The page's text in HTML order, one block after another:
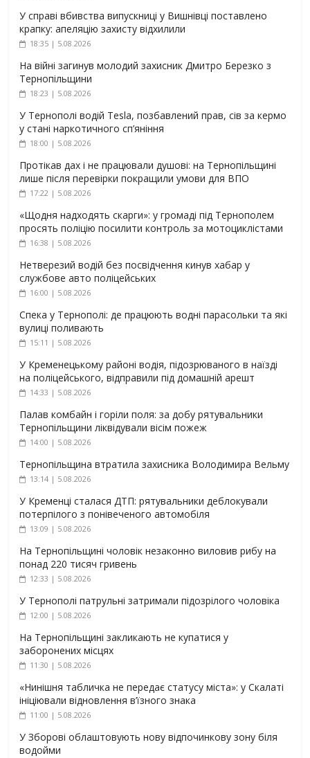
У справі вбивства випускниці у Вишнівці поставлено
крапку: апеляцію захисту відхилили
18:35 | 5.08.2026
На війні загинув молодий захисник Дмитро Березко з
Тернопільщини
18:23 | 5.08.2026
У Тернополі водій Tesla, позбавлений прав, сів за кермо
у стані наркотичного сп’яніння
18:00 | 5.08.2026
Протікав дах і не працювали душові: на Тернопільщині
лише після перевірки покращили умови для ВПО
17:22 | 5.08.2026
«Щодня надходять скарги»: у громаді під Тернополем
просять поліцію посилити контроль за мотоциклістами
16:38 | 5.08.2026
Нетверезий водій без посвідчення кинув хабар у
службове авто поліцейських
16:00 | 5.08.2026
Спека у Тернополі: де працюють водні парасольки та які
вулиці поливають
15:11 | 5.08.2026
У Кременецькому районі водія, підозрюваного в наїзді
на поліцейського, відправили під домашній арешт
14:33 | 5.08.2026
Палав комбайн і горіли поля: за добу рятувальники
Тернопільщини ліквідували вісім пожеж
14:00 | 5.08.2026
Тернопільщина втратила захисника Володимира Вельму
13:14 | 5.08.2026
У Кременці сталася ДТП: рятувальники деблокували
потерпілого з понівеченого автомобіля
13:09 | 5.08.2026
На Тернопільщині чоловік незаконно виловив рибу на
понад 220 тисяч гривень
12:33 | 5.08.2026
У Тернополі патрульні затримали підозрілого чоловіка
12:00 | 5.08.2026
На Тернопільщині закликають не купатися у
заборонених місцях
11:30 | 5.08.2026
«Нинішня табличка не передає статусу міста»: у Скалаті
ініціювали відновлення в’їзного знака
11:00 | 5.08.2026
У Зборові облаштовують нову відпочинкову зону біля
водойми